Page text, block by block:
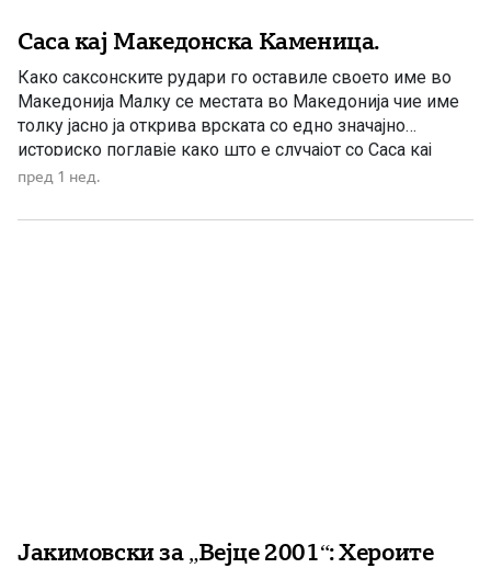
Саса кај Македонска Каменица.
Како саксонските рудари го оставиле своето име во
Македонија Малку се местата во Македонија чие име
толку јасно ја открива врската со едно значајно
историско поглавје како што е случајот со Саса кај
Македонска Каменица. Денес, кога се споменува Саса,
олово и цинк во државата. Но […]
пред 1 нед.
Јакимовски за „Вејце 2001“: Хероите